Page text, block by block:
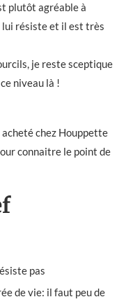
plutôt agréable à
résiste et il est très
je reste sceptique
niveau là !
acheté chez Houppette
connaitre le point de
pas
de vie: il faut peu de